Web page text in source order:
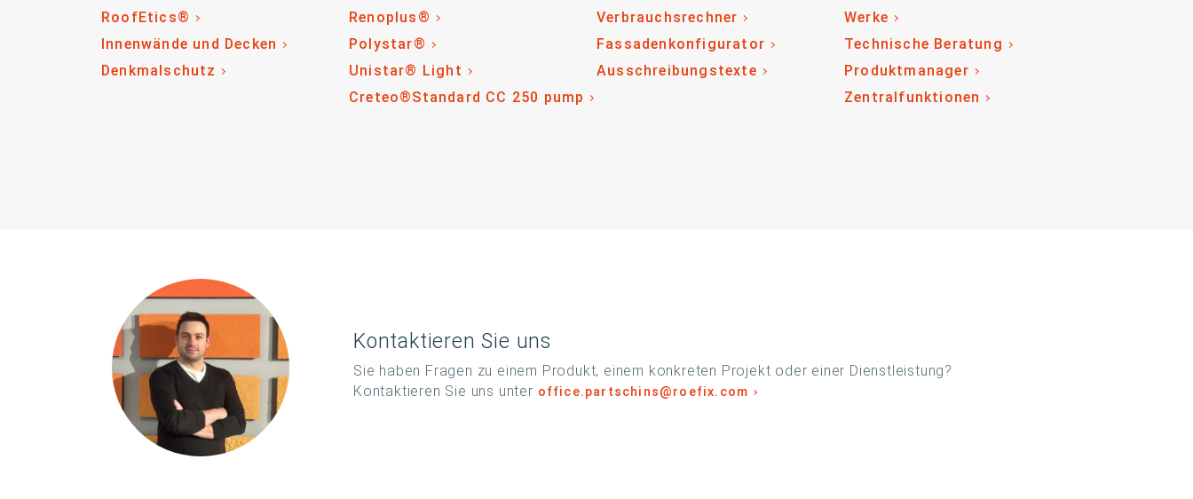
RoofEtics®
Innenwände und Decken
Denkmalschutz
Renoplus®
Polystar®
Unistar® Light
Creteo®Standard CC 250 pump
Verbrauchsrechner
Fassadenkonfigurator
Ausschreibungstexte
Werke
Technische Beratung
Produktmanager
Zentralfunktionen
Kontaktieren Sie uns
Sie haben Fragen zu einem Produkt, einem konkreten Projekt oder einer Dienstleistung?
Kontaktieren Sie uns unter office.partschins@roefix.com